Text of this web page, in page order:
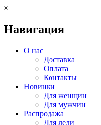
×
Навигация
О нас
Доставка
Оплата
Контакты
Новинки
Для женщин
Для мужчин
Распродажа
Для леди